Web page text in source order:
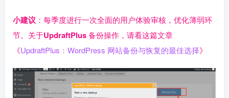
小建议 ：每季度进行一次全面的用户体验审核，优化薄弱环
节。关于UpdraftPlus备份操作，请看这篇文章
《UpdraftPlus：WordPress 网站备份与恢复的最佳选择》